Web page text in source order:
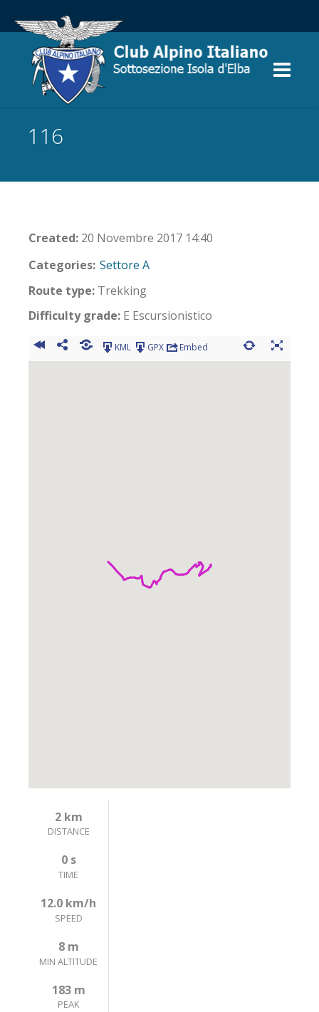
116
Created: 20 Novembre 2017 14:40
Categories: Settore A
Route type: Trekking
Difficulty grade: E Escursionistico
KML GPX Embed
DISTANCE
2 km
TIME
0 s
SPEED
12.0 km/h
MIN ALTITUDE
8 m
PEAK
183 m